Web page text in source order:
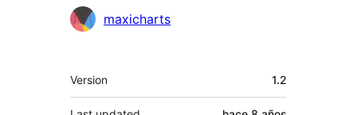
maxicharts
Meta
Version 1.2